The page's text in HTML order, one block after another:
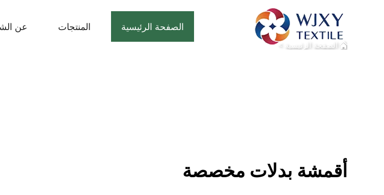
الصفحة الرئيسية المنتجات عن
الصفحة الرئيسية >
أقمشة بدلات مخصصة